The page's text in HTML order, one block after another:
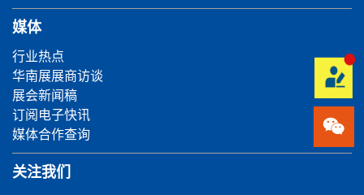
媒体
行业热点
华南展展商访谈
展会新闻稿
订阅电子快讯
媒体合作查询
关注我们